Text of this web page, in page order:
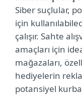
Siber suçlular,
için
çalışır. Sahte
amaçları için
mağazaları,
hediyelerin
potansiyel